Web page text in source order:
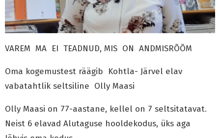
VAREM MA EI TEADNUD, MIS ON ANDMISRÕÕM
Oma kogemustest räägib Kohtla- Järvel elav
vabatahtlik seltsiline Olly Maasi
Olly Maasi on 77-aastane, kellel on 7 seltsitatavat.
Neist 6 elavad Alutaguse hooldekodus, üks aga